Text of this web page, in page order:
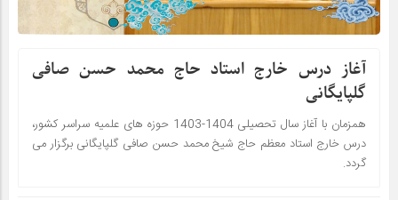
آغاز درس خارج استاد حاج محمد حسن صافی
گلپایگانی
همزمان با آغاز سال تحصیلی 1404-1403 حوزه های علمیه سراسر کشور،
درس خارج استاد معظم حاج شیخ محمد حسن صافی گلپایگانی برگزار می
گردد.